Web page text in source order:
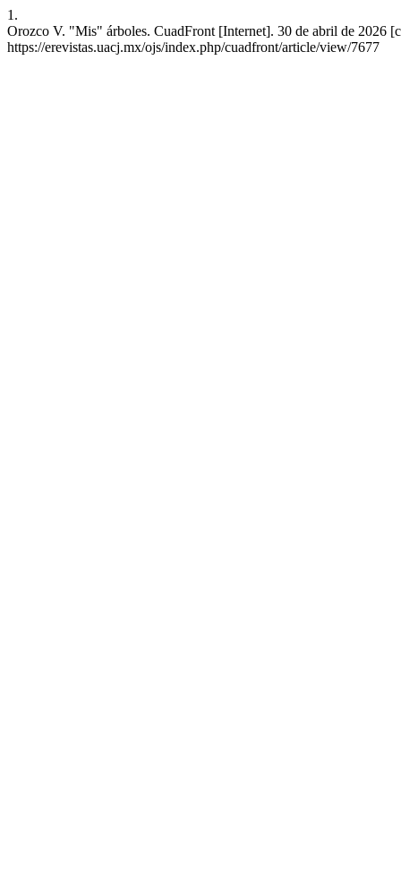
1.
Orozco V. "Mis" árboles. CuadFront [Internet]. 30 de abril de 2026
https://erevistas.uacj.mx/ojs/index.php/cuadfront/article/view/7677